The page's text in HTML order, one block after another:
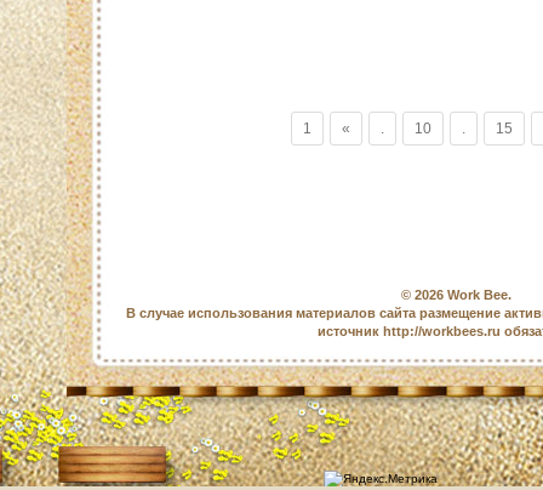
1 « . 10 . 15
© 2026 Work Bee.
В случае использования материалов сайта размещение
источник http://workbees.ru